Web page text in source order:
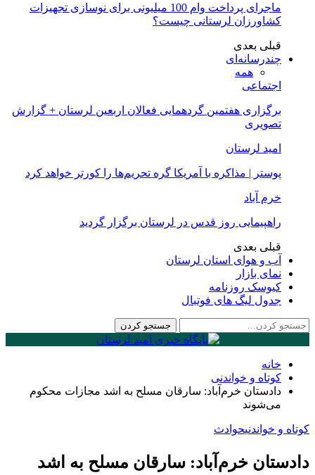
ماجرای پرداخت وام 100 میلیونی برای نوسازی تجهیزات
کشاورزان لرستانی چیست؟
قبلی بعدی
چندرسانه‌ای
همه
اجتماعی
برگزاری هفتمین گردهمایی فعالان اربعین لرستان + گزارش
تصویری
امید لرستان
پوستر | مذاکره با آمریکا گره تحریم‌ها را کورتر خواهد کرد
خرم آباد
راهپیمایی روز قدس در لرستان برگزار گردید
قبلی بعدی
آب و هوای استان لرستان
نمای بازار
کیوسک روزنامه
جدول لیگ های فوتبال
خانه
کوتاه و خواندنی
دادستان خرم‌آباد: سارقان مسلح به اشد مجازات محکوم
می‌شوند
کوتاه و خواندنیحوادث
دادستان خرم‌آباد: سارقان مسلح به اشد